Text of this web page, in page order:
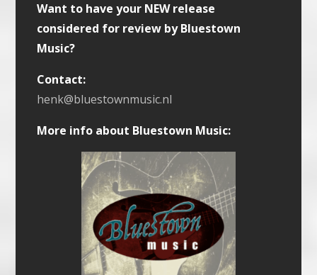
Want to have your NEW release
considered for review by Bluestown
Music?
Contact:
henk@bluestownmusic.nl
More info about Bluestown Music: